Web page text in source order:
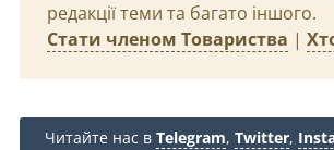
редакції теми та багато іншого.
Стати членом Товариства |
Читайте нас в Telegram, Twitter,